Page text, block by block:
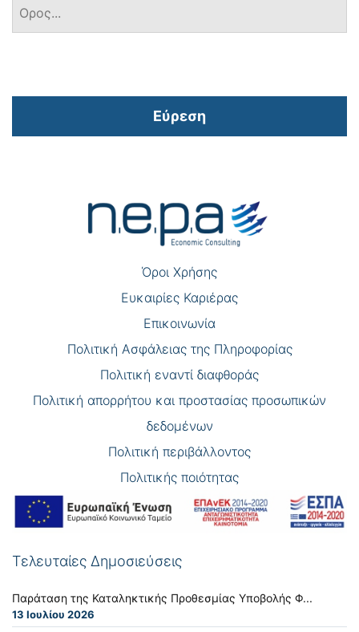
Εύρεση
άρθρων
Όροι Χρήσης
Eυκαιρίες Καριέρας
Επικοινωνία
Πολιτική Ασφάλειας της Πληροφορίας
Πολιτική εναντί διαφθοράς
Πολιτική απορρήτου και προστασίας προσωπικών
δεδομένων
Πολιτική περιβάλλοντος
Πολιτικής ποιότητας
Τελευταίες Δημοσιεύσεις
Παράταση της Καταληκτικής Προθεσμίας Υποβολής Φ...
13 Ιουλίου 2026